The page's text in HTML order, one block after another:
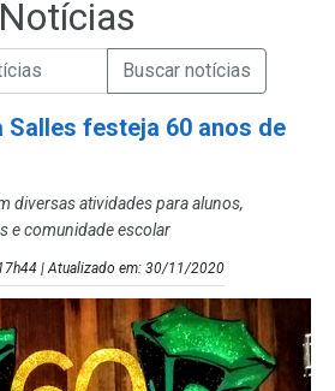
Notícias
Busca de Notícias
de informaçõesEnviar a Busca de Notícias
Salles festeja 60 anos de
diversas atividades para alunos,
e comunidade escolar
| Atualizado em: 30/11/2020